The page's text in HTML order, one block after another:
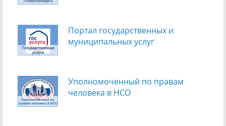
Портал государственных и
муниципальных услуг
Уполномоченный по правам
человека в НСО